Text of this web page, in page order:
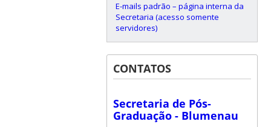
E-mails padrão – página interna da
Secretaria (acesso somente
servidores)
CONTATOS
Secretaria de Pós-
Graduação - Blumenau